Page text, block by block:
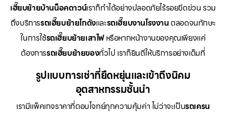
เฮี๊ยบย้ายบ้านน็อคดาวน์เราก็ทำได้อย่างปลอดภัยไร้รอยขีดข่วน รวม
ถึงบริการรถเฮี๊ยบย้ายโกดังและรถเฮี๊ยบงานโรงงาน ตลอดจนทักษะ
ในการใช้รถเฮี๊ยบย้ายเสาไฟหรือหากหน้างานของคุณเพียงแค่
ต้องการรถเฮี๊ยบย้ายของทั่วไป เราก็ยินดีให้บริการอย่างเต็มที่
รูปแบบการเช่าที่ยืดหยุ่นและเข้าถึงนิคม
อุตสาหกรรมชั้นนำ
เรามีแพ็คเกจราคาที่ตอบโจทย์ทุกความคุ้มค่า ไม่ว่าจะเป็นรถเครน